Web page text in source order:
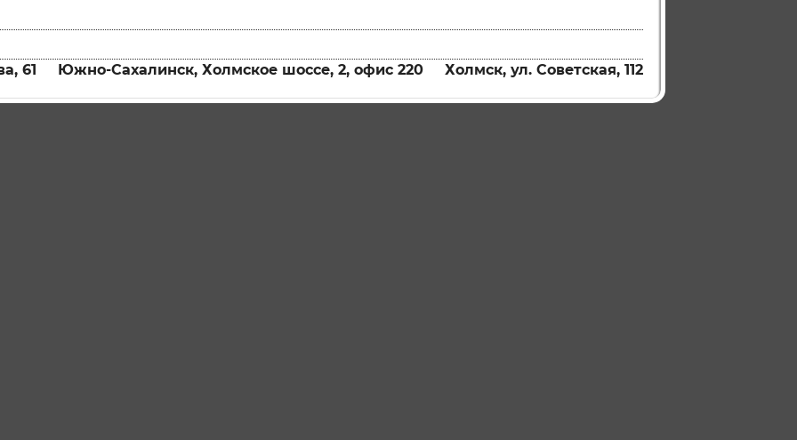
61 Южно-Сахалинск, Холмское шоссе, 2, офис 220 Холмск, ул. Советская, 112